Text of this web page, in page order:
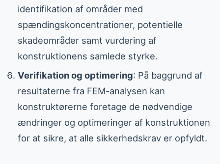
identifikation af områder med
spændingskoncentrationer, potentielle
skadeområder samt vurdering af
konstruktionens samlede styrke.
Verifikation og optimering: På baggrund af
resultaterne fra FEM-analysen kan
konstruktørerne foretage de nødvendige
ændringer og optimeringer af konstruktionen
for at sikre, at alle sikkerhedskrav er opfyldt.